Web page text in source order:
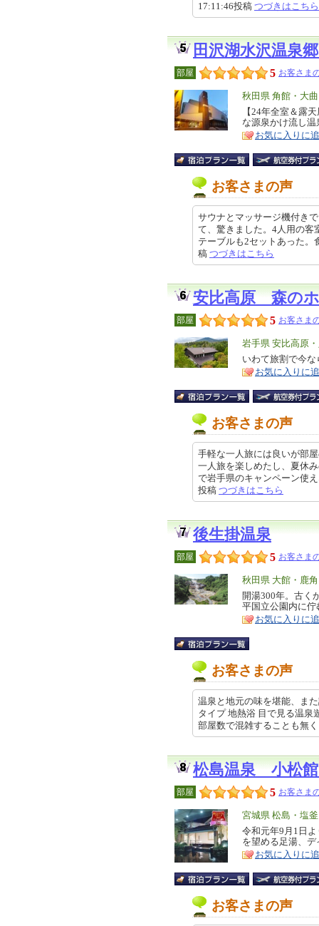
17:11:46投稿 つづきはこちら
田沢湖水沢温泉
部屋 5 お客さま
エ
リ
ア
秋田県 角館・大
特
徴
【24年全室＆露
な源泉かけ流し
お気に入りに
お客さまの声
サウナとマッサージ機付き
て、驚きました。4人用の客
テーブルも2セットあった
稿 つづきはこちら
安比高原 森の
部屋 5 お客さま
エ
リ
ア
岩手県 安比高原
特
徴
いわて旅割で今
お気に入りに
お客さまの声
手軽な一人旅には良いが部
一人旅を楽しめたし、夏休
で岩手県のキャンペーン使
投稿 つづきはこちら
後生掛温泉
部屋 5 お客さま
エ
リ
ア
秋田県 大館・鹿
特
徴
開湯300年。古く
平国立公園内に佇
お気に入りに
お客さまの声
温泉と地元の味を堪能、ま
タイプ 地熱浴 目で見る温泉
部屋数で混雑することも無
松島温泉 小松
部屋 5 お客さま
エ
リ
ア
宮城県 松島・塩
特
徴
令和元年9月1日
を望める足湯、
お気に入りに
お客さまの声